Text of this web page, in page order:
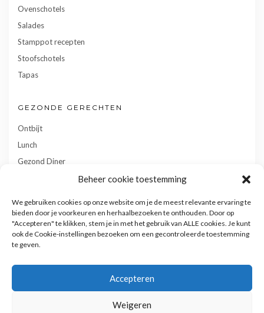
Beheer cookie toestemming
We gebruiken cookies op onze website om je de meest relevante ervaring te
bieden door je voorkeuren en herhaalbezoeken te onthouden. Door op
"Accepteren" te klikken, stem je in met het gebruik van ALLE cookies. Je kunt
ook de Cookie-instellingen bezoeken om een gecontroleerde toestemming
te geven.
Accepteren
Weigeren
Ovenschotels
Salades
Stamppot recepten
Stoofschotels
Tapas
GEZONDE GERECHTEN
Ontbijt
Lunch
Gezond Diner
Gebak
Privacy- en cookiebeleid